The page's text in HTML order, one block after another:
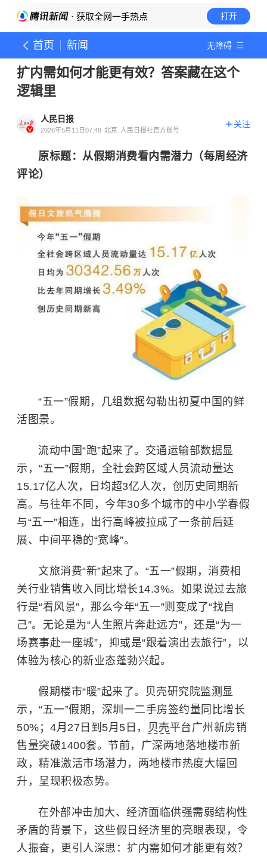
· 获取全网一手热点 打开
首页 新闻 无障碍
扩内需如何才能更有效？答案藏在这个
逻辑里
人民日报
2026年5月11日07:48 北京 人民日报社官方账号
关注
原标题：从假期消费看内需潜力（每周经济
评论）
“五一”假期，几组数据勾勒出初夏中国的鲜
活图景。
流动中国“跑”起来了。交通运输部数据显
示，“五一”假期，全社会跨区域人员流动量达
15.17亿人次，日均超3亿人次，创历史同期新
高。与往年不同，今年30多个城市的中小学春假
与“五一”相连，出行高峰被拉成了一条前后延
展、中间平稳的“宽峰”。
文旅消费“新”起来了。“五一”假期，消费相
关行业销售收入同比增长14.3%。如果说过去旅
行是“看风景”，那么今年“五一”则变成了“找自
己”。无论是为“人生照片奔赴远方”，还是“为一
场赛事赴一座城”，抑或是“跟着演出去旅行”，以
体验为核心的新业态蓬勃兴起。
假期楼市“暖”起来了。贝壳研究院监测显
示，“五一”假期，深圳一二手房签约量同比增长
50%；4月27日到5月5日，
贝壳平台广州新房销
售量突破1400套。节前，广深两地落地楼市新
政，精准激活市场潜力，两地楼市热度大幅回
升，呈现积极态势。
在外部冲击加大、经济面临供强需弱结构性
矛盾的背景下，这些假日经济里的亮眼表现，令
人振奋，更引人深思：扩内需如何才能更有效？